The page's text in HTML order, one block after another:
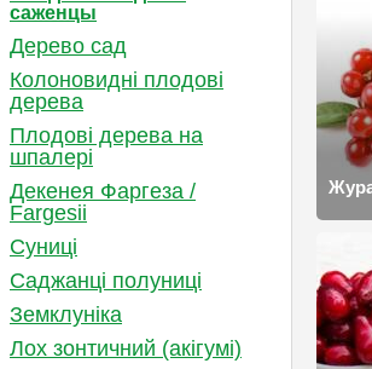
саженцы
Дерево сад
Колоновидні плодові
дерева
Плодові дерева на
шпалері
Декенея Фаргеза /
Fargesii
Суниці
Саджанці полуниці
Земклуніка
Лох зонтичний (акігумі)